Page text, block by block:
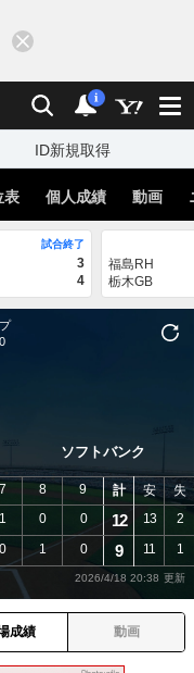
検索 通知
i
ID新規取得
表 個人成績 動画
試合終了
3
4
福島RH
栃木GB
ソフトバンク
7 8
9
1 0
0
0 1 0
計 安 失
12 13 2
9 11 1
2026/4/18 20:38
成績 動画